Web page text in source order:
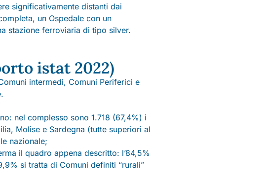
significativamente distanti dai
un Ospedale con un
stazione ferroviaria di tipo silver.
istat 2022)
intermedi, Comuni Periferici e
nel complesso sono 1.718 (67,4%) i
Molise e Sardegna (tutte superiori al
nazionale;
il quadro appena descritto: l’84,5%
si tratta di Comuni definiti “rurali”